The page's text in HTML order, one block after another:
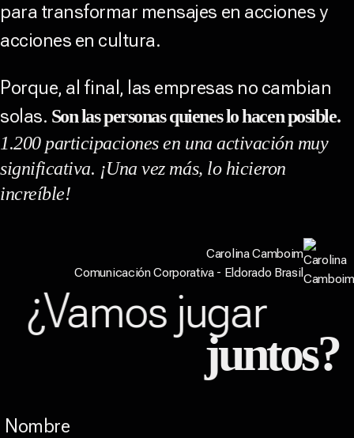
para transformar mensajes en acciones y
acciones en cultura.
Porque, al final, las empresas no cambian
solas. Son las personas quienes lo hacen posible.
1.200 participaciones en una activación muy
significativa. ¡Una vez más, lo hicieron
increíble!
Carolina Camboim
Comunicación Corporativa - Eldorado Brasil
¿Vamos jugar
juntos?
Nombre